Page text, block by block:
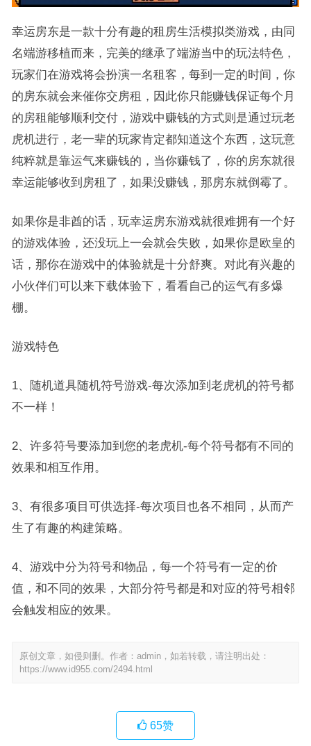
幸运房东是一款十分有趣的租房生活模拟类游戏，由同
名端游移植而来，完美的继承了端游当中的玩法特色，
玩家们在游戏将会扮演一名租客，每到一定的时间，你
的房东就会来催你交房租，因此你只能赚钱保证每个月
的房租能够顺利交付，游戏中赚钱的方式则是通过玩老
虎机进行，老一辈的玩家肯定都知道这个东西，这玩意
纯粹就是靠运气来赚钱的，当你赚钱了，你的房东就很
幸运能够收到房租了，如果没赚钱，那房东就倒霉了。
如果你是非酋的话，玩幸运房东游戏就很难拥有一个好
的游戏体验，还没玩上一会就会失败，如果你是欧皇的
话，那你在游戏中的体验就是十分舒爽。对此有兴趣的
小伙伴们可以来下载体验下，看看自己的运气有多爆
棚。
游戏特色
1、随机道具随机符号游戏-每次添加到老虎机的符号都
不一样！
2、许多符号要添加到您的老虎机-每个符号都有不同的
效果和相互作用。
3、有很多项目可供选择-每次项目也各不相同，从而产
生了有趣的构建策略。
4、游戏中分为符号和物品，每一个符号有一定的价
值，和不同的效果，大部分符号都是和对应的符号相邻
会触发相应的效果。
原创文章，如侵则删。作者：admin，如若转载，请注明出处：
https://www.id955.com/2494.html
65赞